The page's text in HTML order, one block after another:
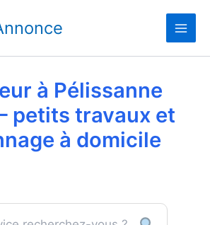
à Pélissanne
petits travaux et
à domicile